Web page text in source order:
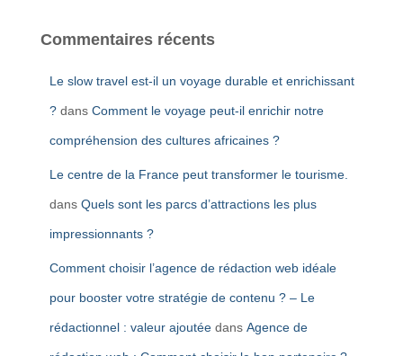
Commentaires récents
Le slow travel est-il un voyage durable et enrichissant
? dans Comment le voyage peut-il enrichir notre
compréhension des cultures africaines ?
Le centre de la France peut transformer le tourisme.
dans Quels sont les parcs d’attractions les plus
impressionnants ?
Comment choisir l’agence de rédaction web idéale
pour booster votre stratégie de contenu ? – Le
rédactionnel : valeur ajoutée dans Agence de